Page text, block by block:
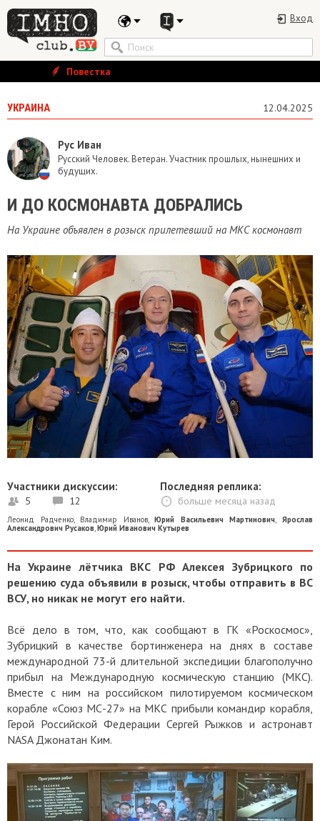
Вход
Повестка
УКРАИНА 12.04.2025
Рус Иван
Русский Человек. Ветеран. Участник прошлых, нынешних и
будущих.
И ДО КОСМОНАВТА ДОБРАЛИСЬ
На Украине объявлен в розыск прилетевший на МКС космонавт
Участники дискуссии:
5 12
Последняя реплика:
больше месяца назад
Леонид Радченко, Владимир Иванов,Юрий Васильевич Мартинович ,Ярослав
Александрович Русаков Юрий Иванович Кутырев
На Украине лётчика ВКС РФ Алексея Зубрицкого по
решению суда объявили в розыск, чтобы отправить в ВС
ВСУ, но никак не могут его найти.
Всё дело в том, что, как сообщают в ГК «Роскосмос»,
Зубрицкий в качестве бортинженера на днях в составе
международной 73-й длительной экспедиции благополучно
прибыл на Международную космическую станцию (МКС).
Вместе с ним на российском пилотируемом космическом
корабле «Союз МС-27» на МКС прибыли командир корабля,
Герой Российской Федерации Сергей Рыжков и астронавт
NASA Джонатан Ким.